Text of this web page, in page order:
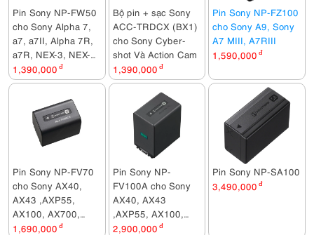
Máy ảnh Sony ZV-E1 Body
52,990,000đ
Máy quay Sony FX3A
94,990,000đ
Máy quay Sony FX2 (ILME-FX2)
85,990,000đ
89,000,000đ
Máy ảnh Sony Alpha A9 Mark III / A9M3 Body
Máy ảnh Sony Alpha ILCE-1/ A1 Body
134,990,000đ
Sony FX3A + Sony FE 24-70mm F2.8 GM II
142,300,000đ
Pin Sony NP-FW50
cho Sony Alpha 7,
a7, a7II, Alpha 7R,
a7R, NEX‐3, NEX‐
3N, Cyber‐shot
DSC‐RX10, RX10 II
1,390,000 đ
Bộ pin + sạc Sony
ACC-TRDCX (BX1)
cho Sony Cyber-
shot Và Action Cam
1,390,000 đ
Pin Sony NP-FZ100
cho Sony A9, Sony
A7 MIII, A7RIII
1,590,000 đ
Pin Sony NP-FV70
cho Sony AX40,
AX43 ,AXP55,
AX100, AX700,
Z90, X70
1,690,000 đ
Pin Sony NP-
FV100A cho Sony
AX40, AX43
,AXP55, AX100,
AX700, Z90, X70
2,900,000 đ
Pin Sony NP-SA100
3,490,000 đ